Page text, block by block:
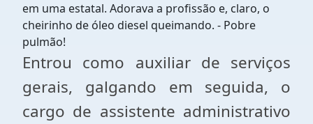
em uma estatal. Adorava a profissão e, claro, o
cheirinho de óleo diesel queimando. - Pobre
pulmão!
Entrou como auxiliar de serviços
gerais, galgando em seguida, o
cargo de assistente administrativo